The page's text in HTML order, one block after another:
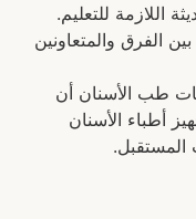
اللازمة للتعليم.
الفرق والمتعاونين
طب الأسنان أن
أطباء الأسنان
المستقبل.